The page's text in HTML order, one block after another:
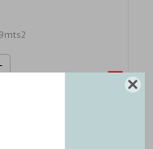

Para Pieza